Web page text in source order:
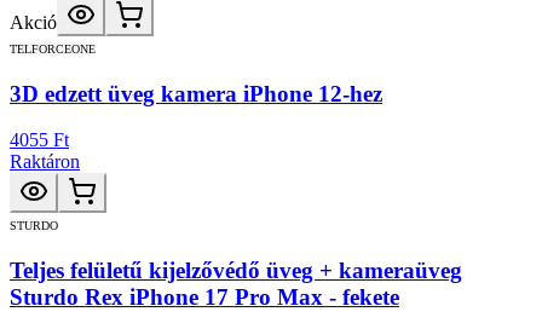
Akció
TELFORCEONE
3D edzett üveg kamera iPhone 12-hez
4055 Ft
Raktáron
STURDO
Teljes felületű kijelzővédő üveg + kameraüveg
Sturdo Rex iPhone 17 Pro Max - fekete